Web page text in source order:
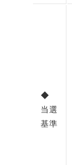
◆
当選
基準